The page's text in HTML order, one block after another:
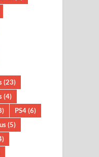
(23)
(4)
PS4(6)
(5)